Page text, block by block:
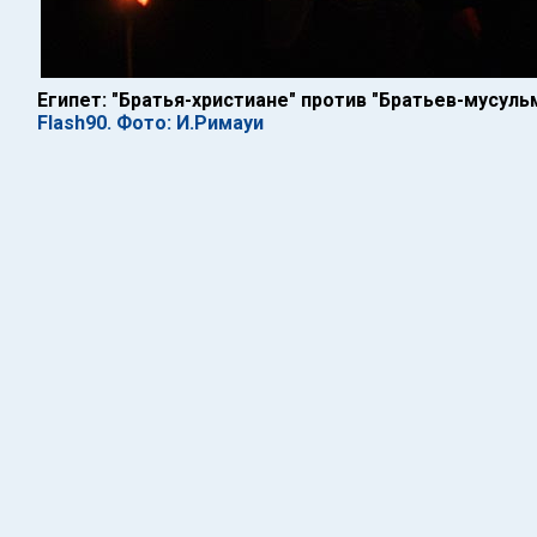
Египет: "Братья-христиане" против "Братьев-
Flash90. Фото: И.Римауи